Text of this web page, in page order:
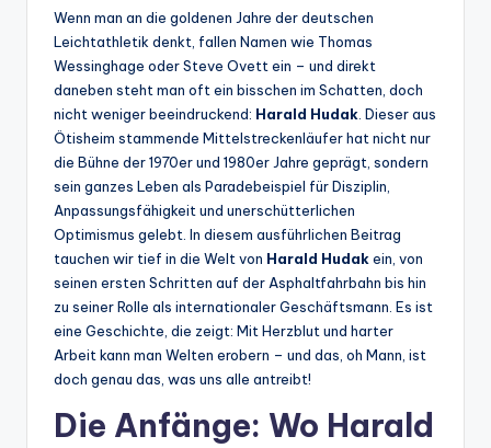
Wenn man an die goldenen Jahre der deutschen
Leichtathletik denkt, fallen Namen wie Thomas
Wessinghage oder Steve Ovett ein – und direkt
daneben steht man oft ein bisschen im Schatten, doch
nicht weniger beeindruckend: Harald Hudak. Dieser aus
Ötisheim stammende Mittelstreckenläufer hat nicht nur
die Bühne der 1970er und 1980er Jahre geprägt, sondern
sein ganzes Leben als Paradebeispiel für Disziplin,
Anpassungsfähigkeit und unerschütterlichen
Optimismus gelebt. In diesem ausführlichen Beitrag
tauchen wir tief in die Welt von Harald Hudakein, von
seinen ersten Schritten auf der Asphaltfahrbahn bis hin
zu seiner Rolle als internationaler Geschäftsmann. Es ist
eine Geschichte, die zeigt: Mit Herzblut und harter
Arbeit kann man Welten erobern – und das, oh Mann, ist
doch genau das, was uns alle antreibt!
Die Anfänge: Wo Harald